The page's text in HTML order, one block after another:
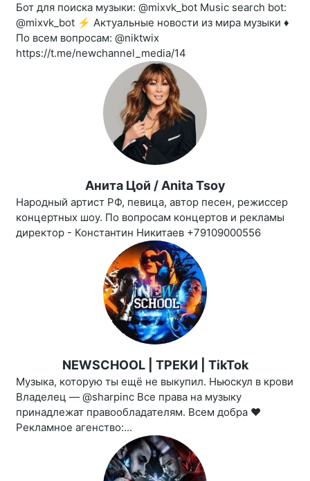
Бот для поиска музыки: @mixvk_bot Music search bot:
@mixvk_bot ⚡️ Актуальные новости из мира музыки ♦️
По всем вопросам: @niktwix
https://t.me/newchannel_media/14
Анита Цой / Anita Tsoy
Народный артист РФ, певица, автор песен, режиссер
концертных шоу. По вопросам концертов и рекламы
директор - Константин Никитаев +79109000556
NEWSCHOOL | ТРЕКИ | TikTok
Музыка, которую ты ещё не выкупил. Ньюскул в крови
Владелец — @sharpinc Все права на музыку
принадлежат правообладателям. Всем добра ❤️
Рекламное агенство:...